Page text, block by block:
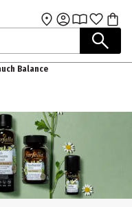
Hauptinhalt
Balance